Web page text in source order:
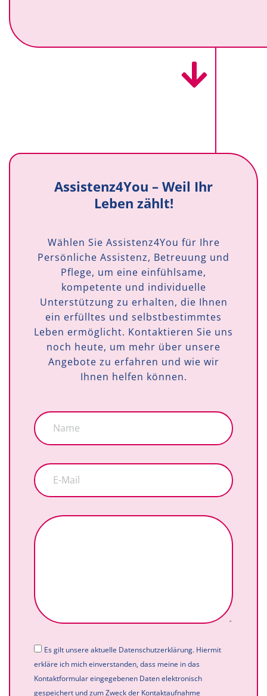
Assistenz4You – Weil Ihr
Leben zählt!
Wählen Sie Assistenz4You für Ihre
Persönliche Assistenz, Betreuung und
Pflege, um eine einfühlsame,
kompetente und individuelle
Unterstützung zu erhalten, die Ihnen
ein erfülltes und selbstbestimmtes
Leben ermöglicht. Kontaktieren Sie uns
noch heute, um mehr über unsere
Angebote zu erfahren und wie wir
Ihnen helfen können.
Es gilt unsere aktuelle Datenschutzerklärung. Hiermit
erkläre ich mich einverstanden, dass meine in das
Kontaktformular eingegebenen Daten elektronisch
gespeichert und zum Zweck der Kontaktaufnahme